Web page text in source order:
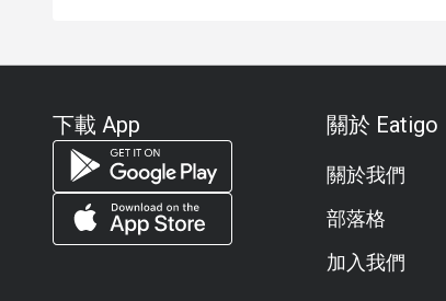
下載 App 關於 Eatigo
關於我們
部落格
加入我們